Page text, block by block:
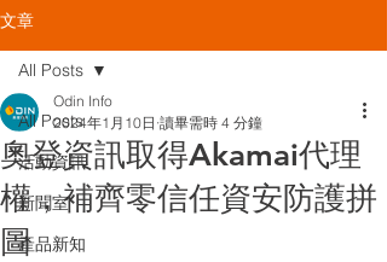
文章
All Posts
活動資訊
新聞室
產品新知
All Posts
奧登資訊取得Akamai代理
權，補齊零信任資安防護拼
圖
Odin Info
2024年1月10日 讀畢需時 4 分鐘